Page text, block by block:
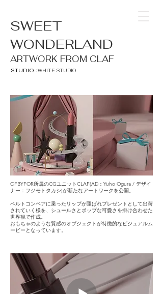
SWEET
WONDERLAND
ARTWORK FROM CLAF
STUDIO：WHITE STUDIO
OFBYFOR所属のCGユニットCLAF(AD：Yuho Ogura / デザイ
ナー：フジモトタカシ)が新たなアートワークを公開。
ベルトコンベアに乗ったリップが運ばれプレゼントとして出荷
されていく様を、シュールさとポップな可愛さを掛け合わせた
世界観で作成。
おもちゃのような質感のオブジェクトが特徴的なビジュアルム
ービーとなっています。